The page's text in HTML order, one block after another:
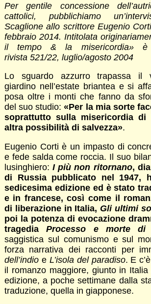
Per gentile concessione
cattolici, pubblichiamo
Scaglione allo scrittore Eugenio
febbraio 2014. Intitolata
il tempo & la misericordia» è
rivista 521/22, luglio/agosto 2004
Lo sguardo azzurro trapassa il
giardino nell’estate briantea e si
posa oltre i monti che fanno da
del suo studio:«Per la mia sorte
soprattutto sulla misericordia
altra possibilità di salvezza».
Eugenio Corti è un impasto di
e fede salda come roccia. Il suo
lusinghiero:I più non ritornano,
di Russia pubblicato nel 1947,
sedicesima edizione ed è stato
e in francese, così come il
di liberazione in Italia, Gli ultimi
poi la potenza di evocazione
tragediaProcesso e morte di
saggistica sul comunismo e sul
forza narrativa dei racconti per
dell’indioe L’isola del paradiso. E c’è
il romanzo maggiore, giunto in
edizione, a poche settimane dalla
traduzione, quella in giapponese.